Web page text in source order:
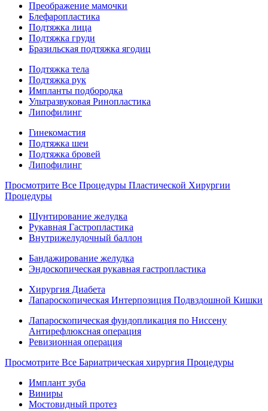
Преображение мамочки
Блефаропластика
Подтяжка лица
Подтяжка груди
Бразильская подтяжка ягодиц
Подтяжка тела
Подтяжка рук
Импланты подбородка
Ультразвуковая Ринопластика
Липофилинг
Гинекомастия
Подтяжка шеи
Подтяжка бровей
Липофилинг
Просмотрите Все Процедуры Пластической Хирургии
Процедуры
Шунтирование желудка
Рукавная Гастропластика
Внутрижелудочный баллон
Бандажирование желудка
Эндоскопическая рукавная гастропластика
Хирургия Диабета
Лапароскопическая Интерпозиция Подвздошной Кишки
Лапароскопическая фундопликация по Ниссену
Антирефлюксная операция
Ревизионная операция
Просмотрите Все Бариатрическая хирургия Процедуры
Имплант зуба
Виниры
Мостовидный протез